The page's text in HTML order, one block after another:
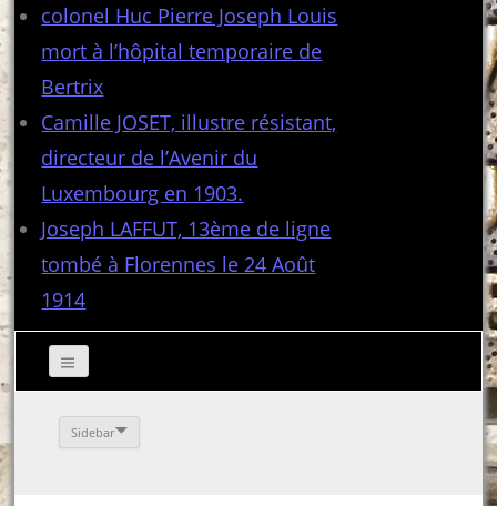
colonel Huc Pierre Joseph Louis
mort à l’hôpital temporaire de
Bertrix
Camille JOSET, illustre résistant,
directeur de l’Avenir du
Luxembourg en 1903.
Joseph LAFFUT, 13ème de ligne
tombé à Florennes le 24 Août
1914
Sidebar